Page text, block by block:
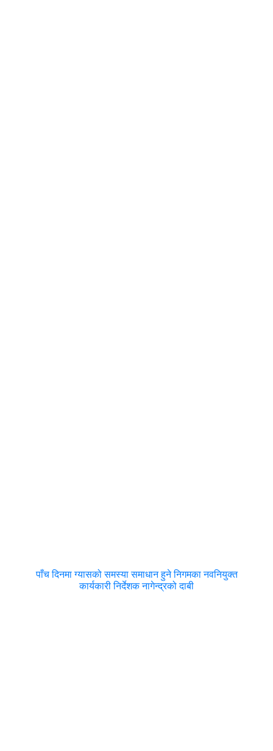
पाँच दिनमा ग्यासको समस्या समाधान हुने निगमका नवनियुक्त
कार्यकारी निर्देशक नागेन्द्रको दाबी